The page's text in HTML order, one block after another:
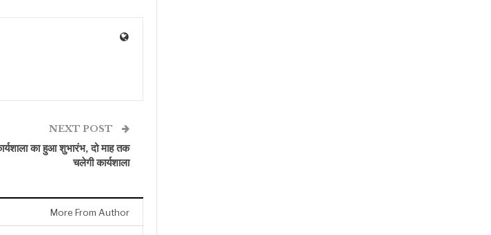
NEXT POST
का हुआ शुभारंभ, दो माह तक
चलेगी कार्यशाला
More From Author